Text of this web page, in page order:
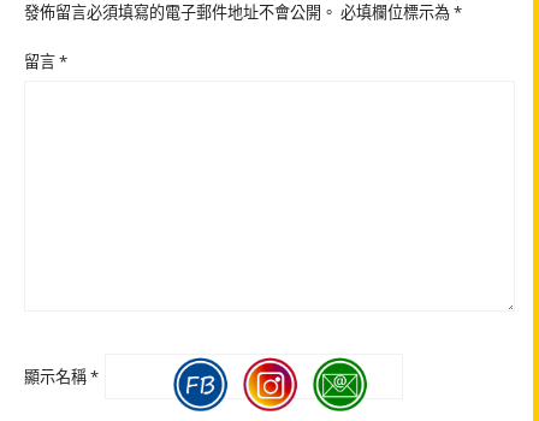
發佈留言必須填寫的電子郵件地址不會公開。 必填欄位標示為*
留言*
顯示名稱*